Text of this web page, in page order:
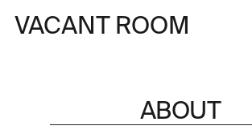
VACANT ROOM
ABOUT